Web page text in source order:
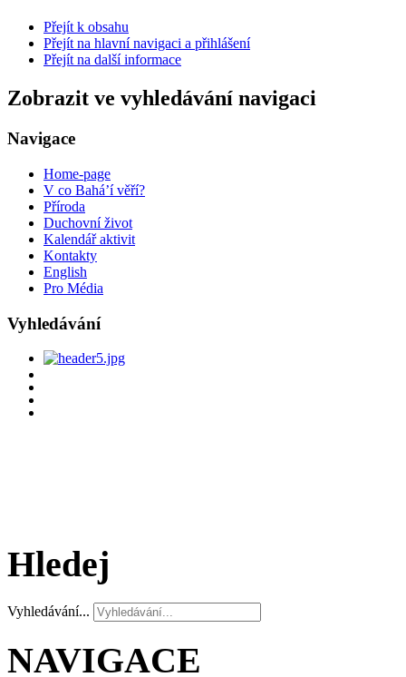
Přejít k obsahu
Přejít na hlavní navigaci a přihlášení
Přejít na další informace
Zobrazit ve vyhledávání navigaci
Navigace
Home-page
V co Bahá’í věří?
Příroda
Duchovní život
Kalendář aktivit
Kontakty
English
Pro Média
Vyhledávání
Hledej
Vyhledávání...
NAVIGACE